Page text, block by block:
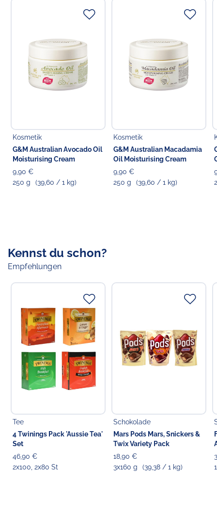
Haut effektiv mit Feuchtigkeit versorgt und nährt. Sie
noch mehr Nutzen für Deine Haut.
Empfohlen für trockene und geschädigte Haut., kann
am ganzen Körper verwendet werden.
Helianthus Annuus (Sunflower) Seed Oil, Chlorphenesin,
Carbomer, Fragrance, Sodium Hydroxide, Tocopheryl
Acetate (Vitamin E), Disodium EDTA
Verantwortlicher Lebensmittelunternehmer
Kosmetik
G&M Australian Avocado Oil
Moisturising Cream
9,90 €
250 g
(39,60 / 1 kg)
Kosmetik
G&M Australian Macadamia
Oil Moisturising Cream
9,90 €
250 g
(39,60 / 1 kg)
Kennst du schon?
Empfehlungen
Tee
4 Twinings Pack 'Aussie Tea'
Set
46,90 €
2x100, 2x80 St
Schokolade
Mars Pods Mars, Snickers &
Twix Variety Pack
18,90 €
3x160 g
(39,38 / 1 kg)